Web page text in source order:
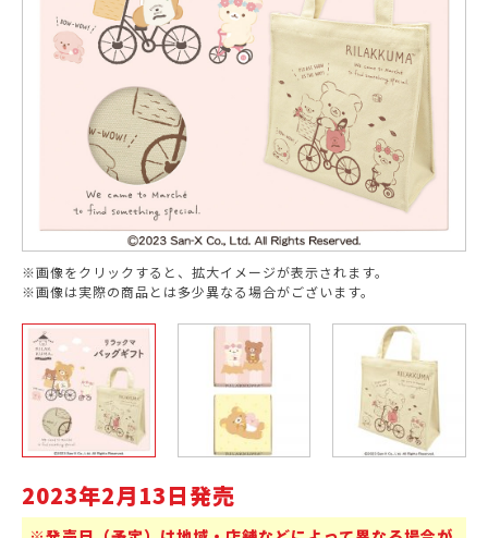
※画像をクリックすると、拡大イメージが表示されます。
※画像は実際の商品とは多少異なる場合がございます。
2023年2月13日発売